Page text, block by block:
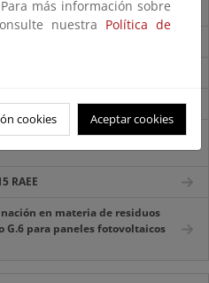
RAEE
de RAEE 2022
las instalaciones de tratamiento
RAEE
en materia de residuos
para paneles fotovoltaicos
más información sobre
nuestra Política de
cookies Aceptar cookies